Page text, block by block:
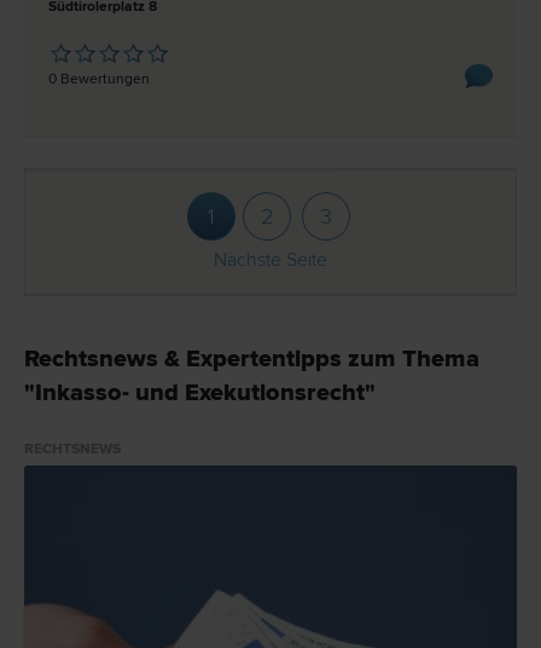
Südtirolerplatz 8
0 Bewertungen
1 2 3
Nächste Seite
Rechtsnews & Expertentipps zum Thema
"Inkasso- und Exekutionsrecht"